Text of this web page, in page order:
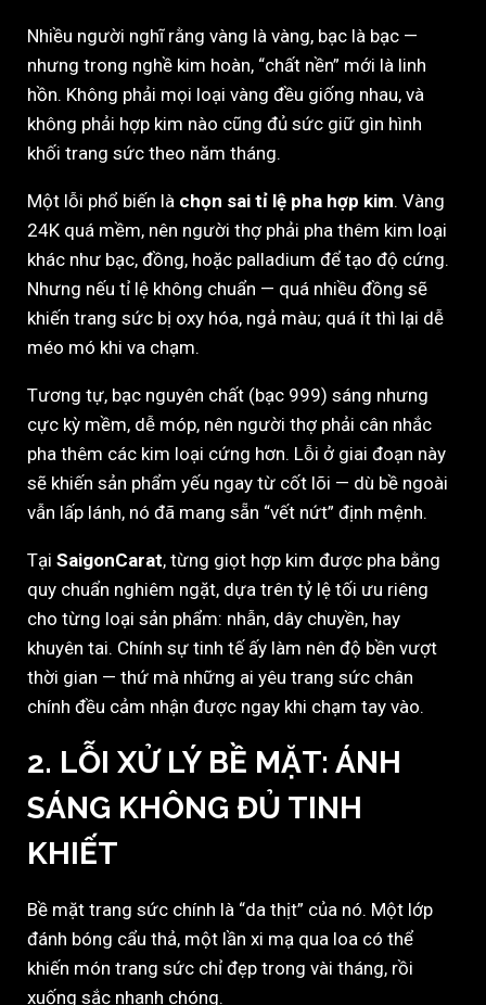
Nhiều người nghĩ rằng vàng là vàng, bạc là bạc —
nhưng trong nghề kim hoàn, “chất nền” mới là linh
hồn. Không phải mọi loại vàng đều giống nhau, và
không phải hợp kim nào cũng đủ sức giữ gìn hình
khối trang sức theo năm tháng.
Một lỗi phổ biến là chọn sai tỉ lệ pha hợp kim. Vàng
24K quá mềm, nên người thợ phải pha thêm kim loại
khác như bạc, đồng, hoặc palladium để tạo độ cứng.
Nhưng nếu tỉ lệ không chuẩn — quá nhiều đồng sẽ
khiến trang sức bị oxy hóa, ngả màu; quá ít thì lại dễ
méo mó khi va chạm.
Tương tự, bạc nguyên chất (bạc 999) sáng nhưng
cực kỳ mềm, dễ móp, nên người thợ phải cân nhắc
pha thêm các kim loại cứng hơn. Lỗi ở giai đoạn này
sẽ khiến sản phẩm yếu ngay từ cốt lõi — dù bề ngoài
vẫn lấp lánh, nó đã mang sẵn “vết nứt” định mệnh.
Tại SaigonCarat, từng giọt hợp kim được pha bằng
quy chuẩn nghiêm ngặt, dựa trên tỷ lệ tối ưu riêng
cho từng loại sản phẩm: nhẫn, dây chuyền, hay
khuyên tai. Chính sự tinh tế ấy làm nên độ bền vượt
thời gian — thứ mà những ai yêu trang sức chân
chính đều cảm nhận được ngay khi chạm tay vào.
2. LỖI XỬ LÝ BỀ MẶT: ÁNH
SÁNG KHÔNG ĐỦ TINH
KHIẾT
Bề mặt trang sức chính là “da thịt” của nó. Một lớp
đánh bóng cẩu thả, một lần xi mạ qua loa có thể
khiến món trang sức chỉ đẹp trong vài tháng, rồi
xuống sắc nhanh chóng.